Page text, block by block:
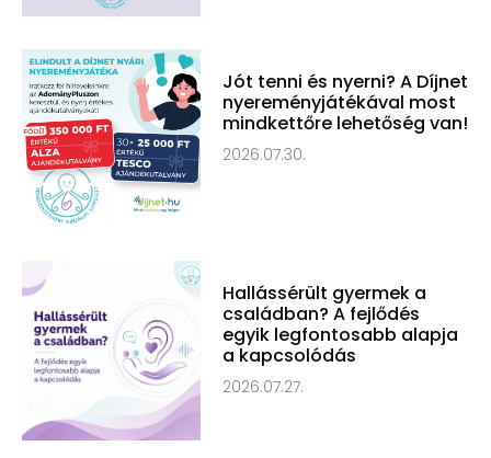
Jót tenni és nyerni? A Díjnet
nyereményjátékával most
mindkettőre lehetőség van!
2026.07.30.
Hallássérült gyermek a
családban? A fejlődés
egyik legfontosabb alapja
a kapcsolódás
2026.07.27.